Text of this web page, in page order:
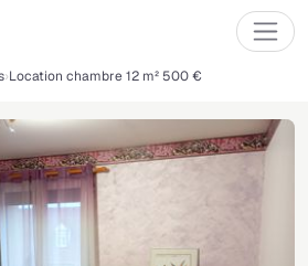
Location chambre 12 m² 500 €